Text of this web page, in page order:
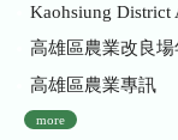
Kaohsiung District Agricultural Research
高雄區農業改良場
高雄區農業專訊
more